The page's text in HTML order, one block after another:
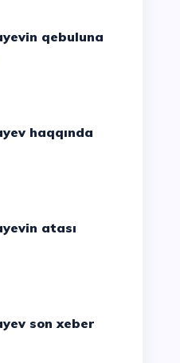
haqqında
son xeber